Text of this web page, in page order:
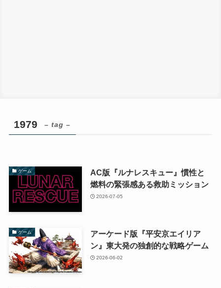
1979 – tag –
ゲーム
AC版『ルナレスキュー』慣性と
燃料の緊張感ある救助ミッション
2026-07-05
ゲーム
アーケード版『平安京エイリア
ン』東大発の独創的な戦略ゲーム
2026-06-02